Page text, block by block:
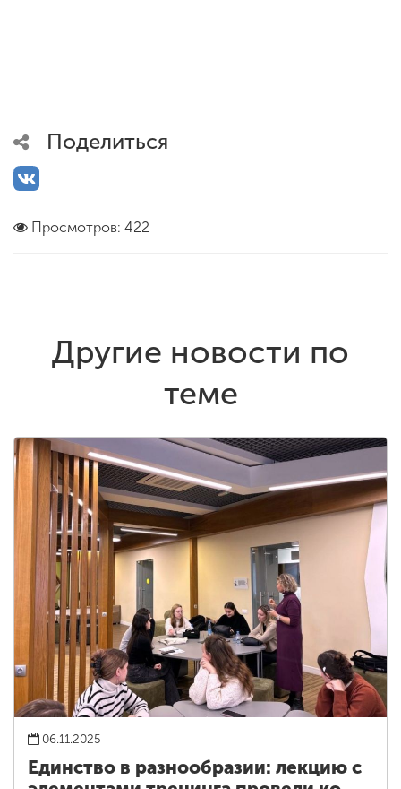
Поделиться
Просмотров: 422
Другие новости по
теме
06.11.2025
Единство в разнообразии: лекцию с